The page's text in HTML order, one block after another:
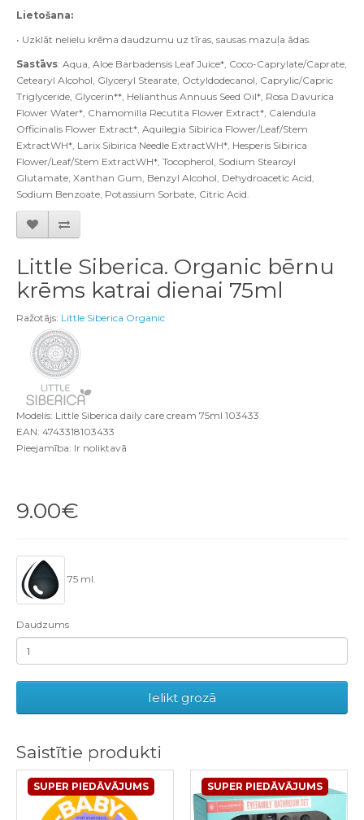
Lietošana:
• Uzklāt nelielu krēma daudzumu uz tīras, sausas mazuļa ādas.
Sastāvs: Aqua, Aloe Barbadensis Leaf Juice*, Coco-Caprylate/Caprate,
Cetearyl Alcohol, Glyceryl Stearate, Octyldodecanol, Caprylic/Capric
Triglyceride, Glycerin**, Helianthus Annuus Seed Oil*, Rosa Davurica
Flower Water*, Chamomilla Recutita Flower Extract*, Calendula
Officinalis Flower Extract*, Aquilegia Sibirica Flower/Leaf/Stem
ExtractWH*, Larix Sibirica Needle ExtractWH*, Hesperis Sibirica
Flower/Leaf/Stem ExtractWH*, Tocopherol, Sodium Stearoyl
Glutamate, Xanthan Gum, Benzyl Alcohol, Dehydroacetic Acid,
Sodium Benzoate, Potassium Sorbate, Citric Acid.
Little Siberica. Organic bērnu
krēms katrai dienai 75ml
Ražotājs: Little Siberica Organic
Modelis: Little Siberica daily care cream 75ml 103433
EAN: 4743318103433
Pieejamība: Ir noliktavā
9.00€
75 ml.
Daudzums
Ielikt grozā
Saistītie produkti
SUPER PIEDĀVĀJUMS SUPER PIEDĀVĀJUMS